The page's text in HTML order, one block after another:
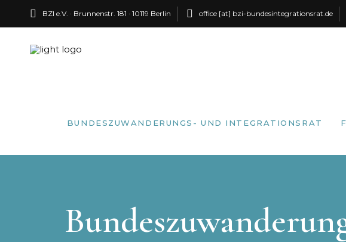
BZI e.V. · Brunnenstr. 181 · 10119 Berlin office [at] bzi-bundesintegrationsrat.de
BUNDES­ZUWANDERUNGS- UND INTEGRATIONS­RAT